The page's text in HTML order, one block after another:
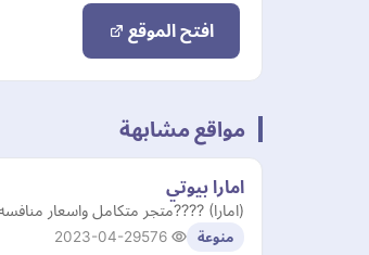
افتح الموقع
مواقع مشابهة
امارا بيوتي
(امارا) ????متجر متكامل واسعار
منوعة 2023-04-29